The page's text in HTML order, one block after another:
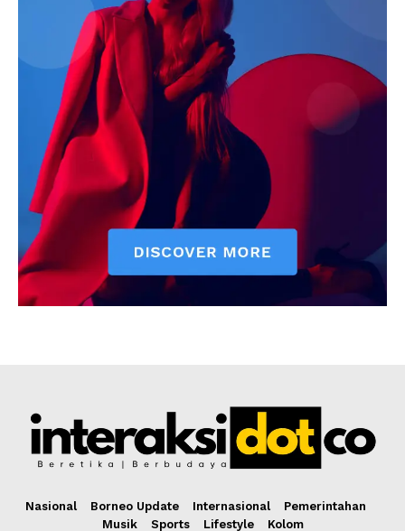
Nasional Borneo Update Internasional
Pemerintahan
Musik
Sports Lifestyle Kolom